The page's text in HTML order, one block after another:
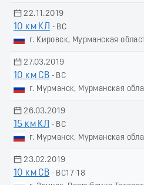
22.11.2019
10 км КЛ
- ВС
г. Кировск, Мурманская
27.03.2019
10 км СВ - ВС
г. Мурманск, Мурманская
26.03.2019
15 км КЛ
- ВС
г. Мурманск, Мурманская
23.02.2019
10 км СВ - ВС17-18